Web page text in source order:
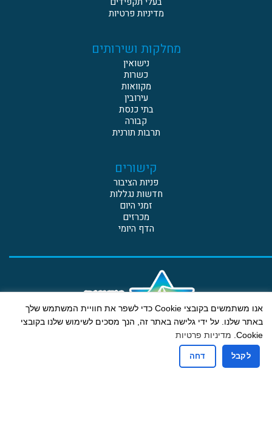
מדיניות פרטיות
מחלקות ושירותים
נישואין
כשרות
מקוואות
עירובין
בתי כנסת
קבורה
תרבות תורנית
קישורים
פניות הציבור
חדשות נגללות
זמני היום
מכרזים
הדף היומי
אנו משתמשים בקובצי Cookie כדי לשפר את חוויית המשתמש שלך
באתר שלנו. על ידי גלישה באתר זה, הנך מסכים לשימוש שלנו בקובצי
Cookie. מדיניות פרטיות
לקבל דחה